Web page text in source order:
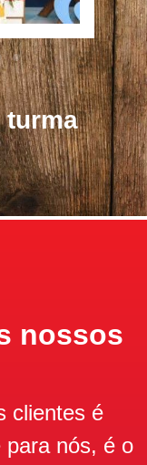
turma
nossos
clientes é
para nós, é o